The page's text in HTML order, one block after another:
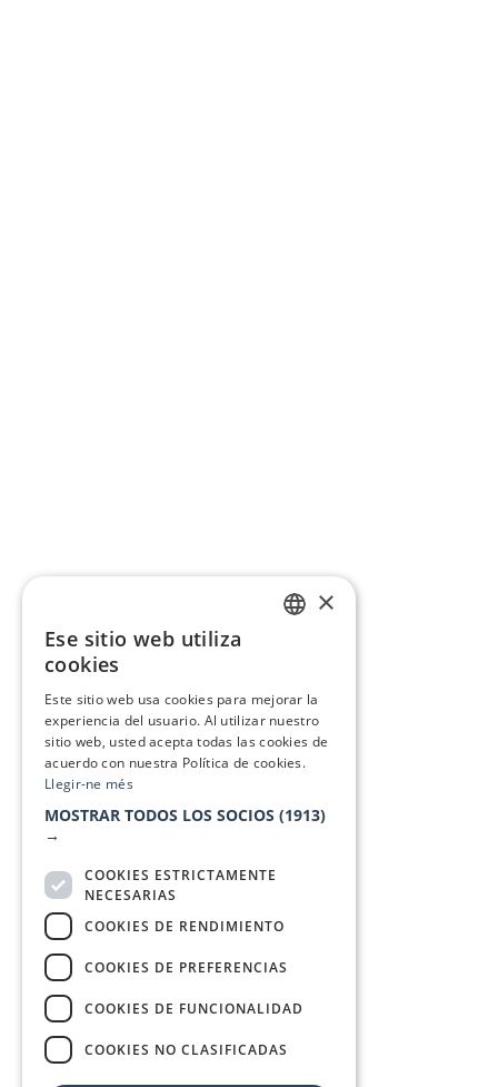
×
Ese sitio web utiliza
cookies
Este sitio web usa cookies para mejorar la
experiencia del usuario. Al utilizar nuestro
sitio web, usted acepta todas las cookies de
acuerdo con nuestra Política de cookies.
Llegir-ne més
MOSTRAR TODOS LOS SOCIOS (1913)
→
COOKIES ESTRICTAMENTE
NECESARIAS
COOKIES DE RENDIMIENTO
COOKIES DE PREFERENCIAS
COOKIES DE FUNCIONALIDAD
COOKIES NO CLASIFICADAS